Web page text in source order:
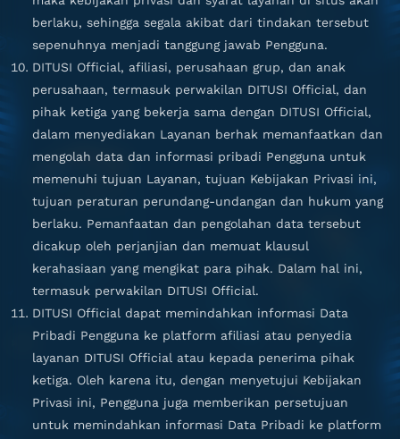
berlaku, sehingga segala akibat dari tindakan tersebut
sepenuhnya menjadi tanggung jawab Pengguna.
DITUSI Official, afiliasi, perusahaan grup, dan anak
perusahaan, termasuk perwakilan DITUSI Official, dan
pihak ketiga yang bekerja sama dengan DITUSI Official,
dalam menyediakan Layanan berhak memanfaatkan dan
mengolah data dan informasi pribadi Pengguna untuk
memenuhi tujuan Layanan, tujuan Kebijakan Privasi ini,
tujuan peraturan perundang-undangan dan hukum yang
berlaku. Pemanfaatan dan pengolahan data tersebut
dicakup oleh perjanjian dan memuat klausul
kerahasiaan yang mengikat para pihak. Dalam hal ini,
termasuk perwakilan DITUSI Official.
DITUSI Official dapat memindahkan informasi Data
Pribadi Pengguna ke platform afiliasi atau penyedia
layanan DITUSI Official atau kepada penerima pihak
ketiga. Oleh karena itu, dengan menyetujui Kebijakan
Privasi ini, Pengguna juga memberikan persetujuan
untuk memindahkan informasi Data Pribadi ke platform